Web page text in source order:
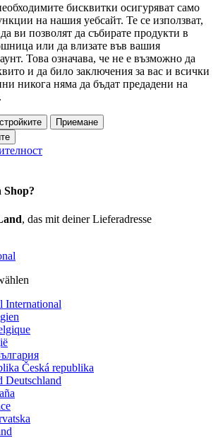
бисквитки осигуряват само
на нашия уебсайт. Те се използват,
ви позволят да събирате продукти в
или да влизате във вашия
Това означава, че не е възможно да
и да било заключения за вас и всички
никога няма да бъдат предадени на
Приемане
, das mit deiner Lieferadresse
International
Česká republika
Deutschland